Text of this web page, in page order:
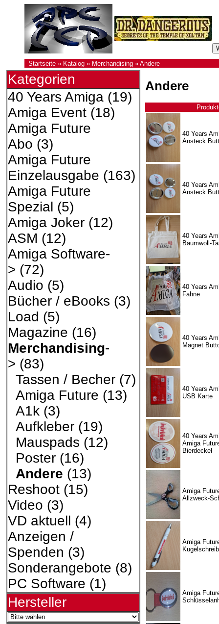
Startseite » Katalog » Merchandising » Andere
Kategorien
40 Years Amiga (19)
Amiga Event (18)
Amiga Future
Abo (3)
Amiga Future
Einzelausgabe (163)
Amiga Future
Spezial (5)
Amiga Joker (12)
ASM (12)
Amiga Software-
> (72)
Audio (5)
Bücher / eBooks (3)
Load (5)
Magazine (16)
Merchandising-
> (83)
Tassen / Becher (7)
Amiga Future (13)
A1k (3)
Aufkleber (19)
Mauspads (12)
Poster (16)
Andere (13)
Reshoot (15)
Video (3)
VD aktuell (4)
Anzeigen /
Spenden (3)
Sonderangebote (8)
PC Software (1)
Hersteller
Andere
40 Years
Ansteck
40 Years
Ansteck
40 Years
Baumwoll-
40 Years
Fahne
40 Years
Magnet
40 Years
USB Karte
40 Years
Amiga
Bierdeckel
Amiga
Allzweck-
Amiga
Amiga